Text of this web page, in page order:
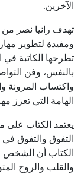
الآخرين.
تهدف رانيا نصر من
ومفيدة لتطوير
تطرحها الكاتبة في
بالنفس، وفن
واكتساب المرونة
الهامة التي تعزز
يعتمد الكتاب على
التفوق والتفوق
الكتاب أن الشخص
والقلب والروح